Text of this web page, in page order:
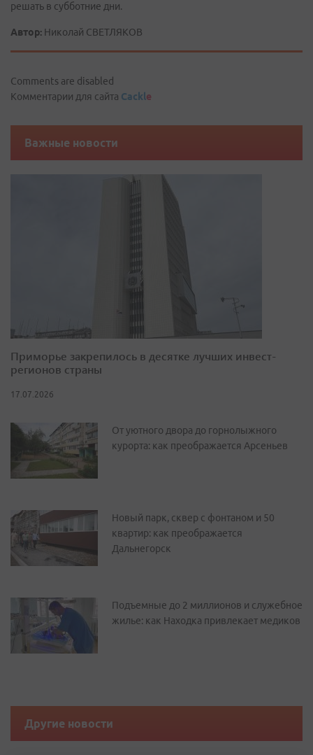
решать в субботние дни.
Автор: Николай СВЕТЛЯКОВ
Comments are disabled
Комментарии для сайта Cackle
Важные новости
Приморье закрепилось в десятке лучших инвест-
регионов страны
17.07.2026
От уютного двора до горнолыжного
курорта: как преображается Арсеньев
Новый парк, сквер с фонтаном и 50
квартир: как преображается
Дальнегорск
Подъемные до 2 миллионов и служебное
жилье: как Находка привлекает медиков
Другие новости